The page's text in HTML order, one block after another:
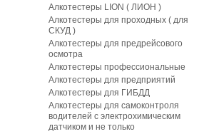
Алкотестеры LION ( ЛИОН )
Алкотестеры для проходных ( для
СКУД )
Алкотестеры для предрейсового
осмотра
Алкотестеры профессиональные
Алкотестеры для предприятий
Алкотестеры для ГИБДД
Алкотестеры для самоконтроля
водителей с электрохимическим
датчиком и не только